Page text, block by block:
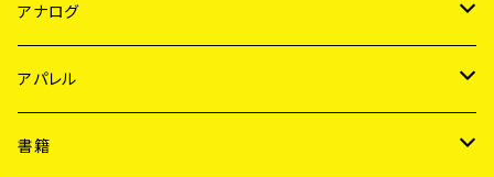
JAPAN
WORLD
アナログ
JAPAN
７EP
WORLD
アパレル
JAPAN
書籍